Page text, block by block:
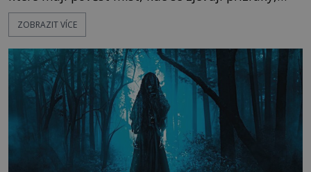
ozývají nevysvětlitelné zvuky nebo se dějí podivné
jevy. Zatímco historici většinou hledají racionální
lokality vykazují nápadně podobná svědectví po
celé generace. A právě tato opakující se svědectví
ZOBRAZIT VÍCE